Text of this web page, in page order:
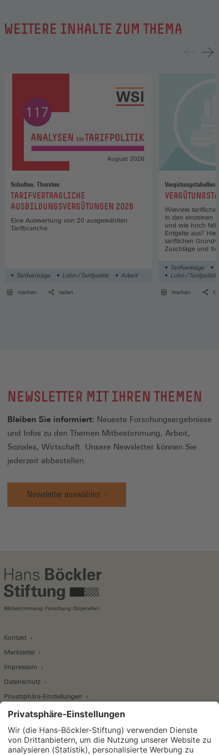
WEITERE INHALTE ZUM THEMA
Schulten, Thorsten
:
TARIFVERTRAGLICHE
AUSBILDUNGSVERGÜTUNGEN 2026
Eine Auswertung von 20 ausgewählten
Tarifbranche
Tarifverträge Lohn-/ Tarifpolitik Arbeit
merken teilen
Vergütungstabellen
:
Wieviele
in den einzelnen
und wie hoch
Entgelte aus?
tariflichen
Zuschläge und
Tarifverträge
Lohn-/ Tarifpolitik
merken
NEWSLETTER MIT IHREN THEMEN
Bleiben Sie informiert: Neueste Forschungsergebnisse
und Infos zu den Themen Mitbestimmung, Arbeit,
Soziales, Wirtschaft. Unsere Newsletter können Sie
jederzeit abbestellen.
Newsletter auswählen
Kontakt
Merkzettel
Impressum
Datenschutz
Privatsphäre-Einstellungen
Wirtschafts- und Sozialwissenschaftliches Institut